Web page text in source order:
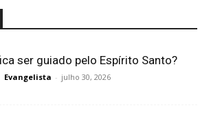
ser guiado pelo Espírito Santo?
Evangelista - julho 30, 2026